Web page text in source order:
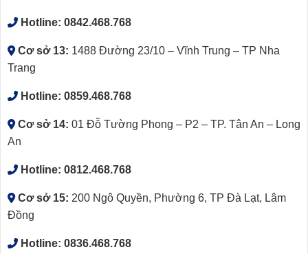
Hotline: 0842.468.768
Cơ sở 13: 1488 Đường 23/10 – Vĩnh Trung – TP Nha
Trang
Hotline: 0859.468.768
Cơ sở 14: 01 Đỗ Tường Phong – P2 – TP. Tân An – Long
An
Hotline: 0812.468.768
Cơ sở 15: 200 Ngô Quyền, Phường 6, TP Đà Lạt, Lâm
Đồng
Hotline: 0836.468.768